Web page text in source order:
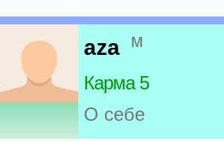
aza м
Карма 5
О себе